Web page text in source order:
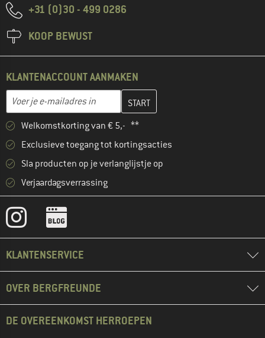
+31 (0)30 - 499 0286
KOOP BEWUST
KLANTENACCOUNT AANMAKEN
E-mailadres
Vul je e-mailadres hier in en maak in de volgende stap je
Welkomstkorting van € 5,- **
Exclusieve toegang tot kortingsacties
Sla producten op je verlanglijstje op
Verjaardagsverrassing
KLANTENSERVICE
OVER BERGFREUNDE
DE OVEREENKOMST HERROEPEN